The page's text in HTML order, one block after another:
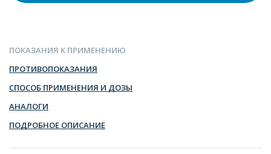
ПОКАЗАНИЯ К ПРИМЕНЕНИЮ
ПРОТИВОПОКАЗАНИЯ
СПОСОБ ПРИМЕНЕНИЯ И ДОЗЫ
АНАЛОГИ
ПОДРОБНОЕ ОПИСАНИЕ